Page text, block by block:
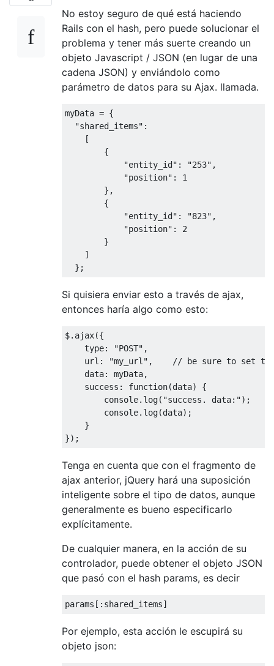
No estoy seguro de qué está haciendo
Rails con el hash, pero puede solucionar el
problema y tener más suerte creando un
objeto Javascript / JSON (en lugar de una
cadena JSON) y enviándolo como
parámetro de datos para su Ajax. llamada.
myData = {
"shared_items" :
[
{
"entity_id" : "253" ,
"position" :
1
},
{
"entity_id" : "823" ,
"position" :
2
}
]
};
Si quisiera enviar esto a través de ajax,
entonces haría algo como esto:
$. ajax({
    type
: "POST" ,
    url
: "my_url" ,
// be sure to set
    data
: myData,
    success
: function(data)
{
        console
. log( "success. data:");
        console
. log(data);
}
});
Tenga en cuenta que con el fragmento de
ajax anterior, jQuery hará una suposición
inteligente sobre el tipo de datos, aunque
generalmente es bueno especificarlo
explícitamente.
De cualquier manera, en la acción de su
controlador, puede obtener el objeto JSON
que pasó con el hash params, es decir
params [: shared_items]
Por ejemplo, esta acción le escupirá su
objeto json: